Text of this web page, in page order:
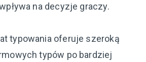
na decyzje graczy.
typowania oferuje szeroką
typów po bardziej